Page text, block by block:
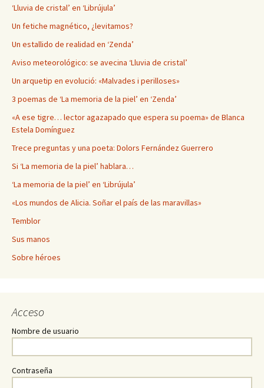
‘Lluvia de cristal’ en ‘Librújula’
Un fetiche magnético, ¿levitamos?
Un estallido de realidad en ‘Zenda’
Aviso meteorológico: se avecina ‘Lluvia de cristal’
Un arquetip en evolució: «Malvades i perilloses»
3 poemas de ‘La memoria de la piel’ en ‘Zenda’
«A ese tigre… lector agazapado que espera su poema» de Blanca
Estela Domínguez
Trece preguntas y una poeta: Dolors Fernández Guerrero
Si ‘La memoria de la piel’ hablara…
‘La memoria de la piel’ en ‘Librújula’
«Los mundos de Alicia. Soñar el país de las maravillas»
Temblor
Sus manos
Sobre héroes
Acceso
Nombre de usuario
Contraseña